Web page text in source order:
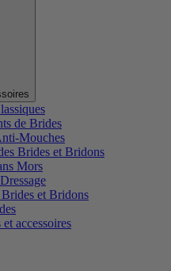
de Brides
Mouches
Brides et Bridons
Mors
Brides et Bridons
accessoires